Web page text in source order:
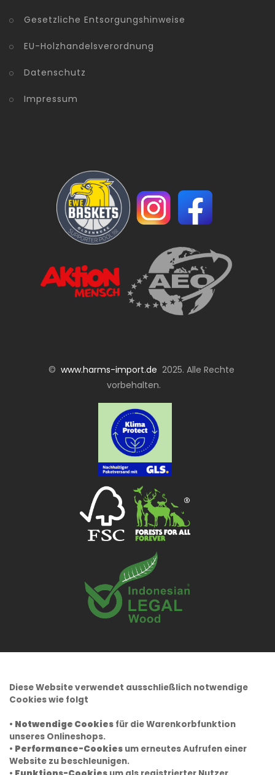
Gesetzliche Entsorgungshinweise
EU-Holzhandelsverordnung
Datenschutz
Impressum
© www.harms-import.de 2025. Alle Rechte
vorbehalten.
Diese Website verwendet ausschließlich notwendige
Cookies wie folgt
• Notwendige Cookies für die Warenkorbfunktion
unseres Onlineshops.
• Performance-Cookies um erneutes Aufrufen einer
Website zu beschleunigen.